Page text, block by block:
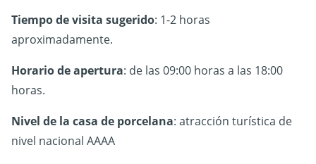
Tiempo de visita sugerido: 1-2 horas
aproximadamente.
Horario de apertura: de las 09:00 horas a las 18:00
horas.
Nivel de la casa de porcelana: atracción turística de
nivel nacional AAAA